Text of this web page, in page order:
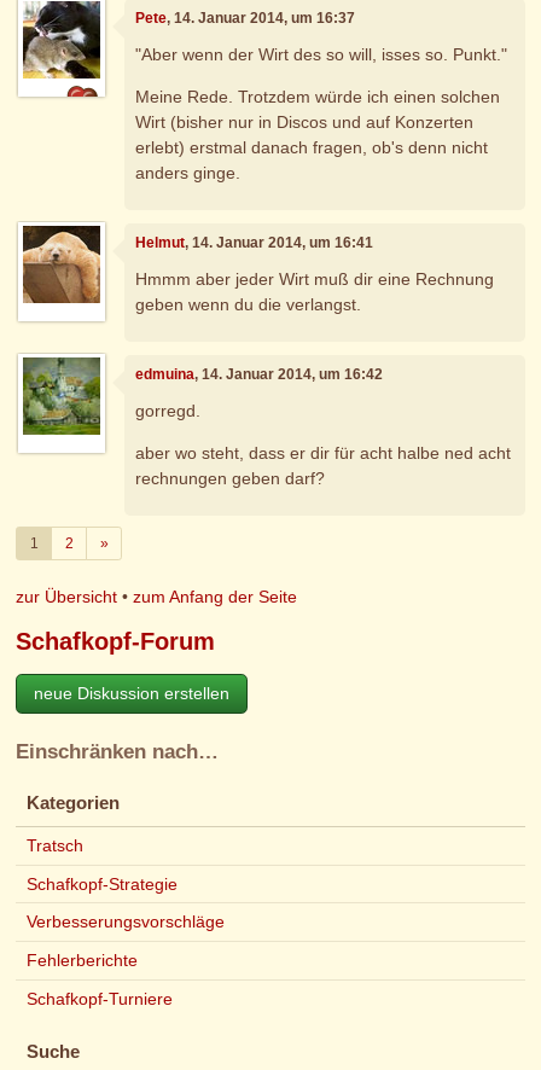
Pete, 14. Januar 2014, um 16:37
"Aber wenn der Wirt des so will, isses so. Punkt."
Meine Rede. Trotzdem würde ich einen solchen
Wirt (bisher nur in Discos und auf Konzerten
erlebt) erstmal danach fragen, ob's denn nicht
anders ginge.
Helmut, 14. Januar 2014, um 16:41
Hmmm aber jeder Wirt muß dir eine Rechnung
geben wenn du die verlangst.
edmuina, 14. Januar 2014, um 16:42
gorregd.
aber wo steht, dass er dir für acht halbe ned acht
rechnungen geben darf?
1 2 »Weiter
zur Übersicht •zum Anfang der Seite
Schafkopf-Forum
neue Diskussion erstellen
Einschränken nach…
Kategorien
Tratsch
Schafkopf-Strategie
Verbesserungsvorschläge
Fehlerberichte
Schafkopf-Turniere
Suche